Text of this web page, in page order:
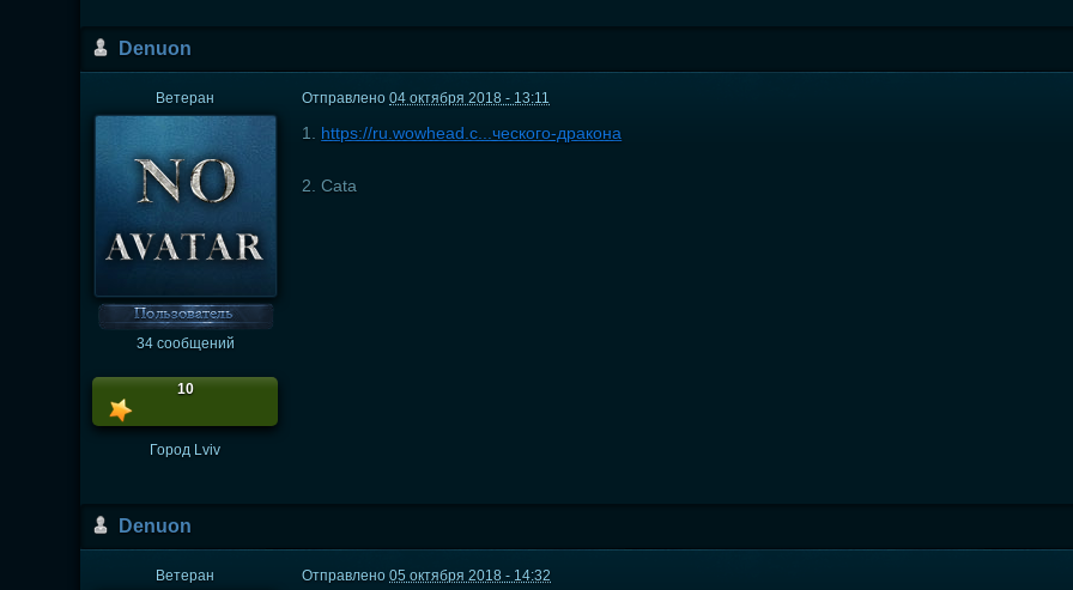
Dеnuon
Ветеран
34 сообщений
10
Город Lviv
Отправлено04 октября 2018 - 13:11
1. https://ru.wowhead.c...ческого-дракона
2. Cata
Dеnuon
Ветеран Отправлено05 октября 2018 - 14:32